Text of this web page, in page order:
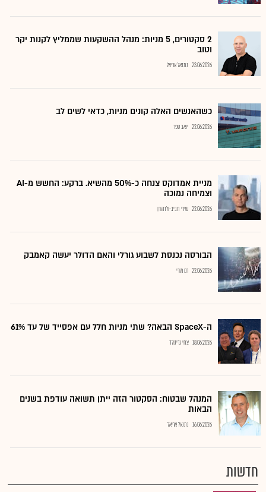
2 סקטורים, 5 מניות: מנהל ההשקעות שממליץ לקנות יקר
וטוב
23.06.2026 נתנאל אריאל
כשהאנשים האלה קונים מניות, כדאי לשים לב
22.06.2026 יואב ספר
מניית אמדוקס צנחה כ-50% מהשיא. ברקע: החשש מ-AI
וצמיחה נמוכה
22.06.2026 שירי חביב-ולדהורן
הבורסה נכנסת לשבוע גורלי והאם הדולר יעשה קאמבק
22.06.2026 רם מורי
ה-SpaceX הבאה? שתי מניות חלל עם אפסייד של עד 61%
18.06.2026 צחי גרינולד
המנהל שבטוח: הסקטור הזה ייתן תשואה עודפת בשנים
הבאות
16.06.2026 נתנאל אריאל
חדשות